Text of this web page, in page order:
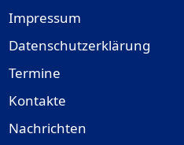
Impressum
Datenschutzerklärung
Termine
Kontakte
Nachrichten